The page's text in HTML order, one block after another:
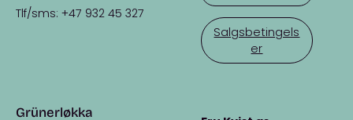
Tlf/sms: +47 932 45 327
Grünerløkka
Salgsbetingels
er